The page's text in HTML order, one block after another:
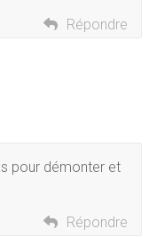
Répondre
pour démonter et
Répondre